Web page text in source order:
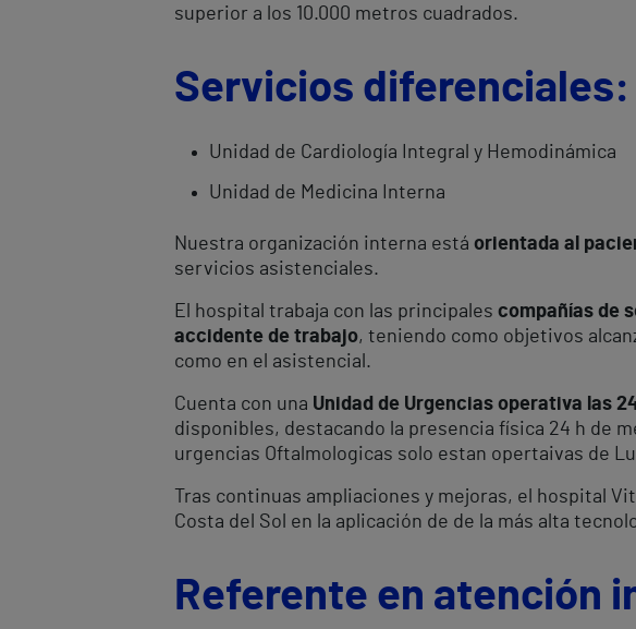
superior a los 10.000 metros cuadrados.
Servicios diferenciales:
Unidad de Cardiología Integral y Hemodinámica
Unidad de Medicina Interna
Nuestra organización interna está orientada al
servicios asistenciales.
El hospital trabaja con las principales compañías de
accidente de trabajo, teniendo como objetivos
como en el asistencial.
Cuenta con una Unidad de Urgencias operativa las
disponibles, destacando la presencia física 24 h de
urgencias Oftalmologicas solo estan opertaivas de
Tras continuas ampliaciones y mejoras, el hospital
Costa del Sol en la aplicación de de la más alta
Referente en atención